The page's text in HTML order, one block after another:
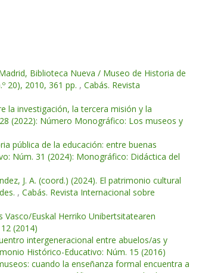
Biblioteca Nueva / Museo de Historia de
20), 2010, 361 pp. , Cabás. Revista
la investigación, la tercera misión y la
(2022): Número Monográfico: Los museos y
pública de la educación: entre buenas
Núm. 31 (2024): Monográfico: Didáctica del
J. A. (coord.) (2024). El patrimonio cultural
, Cabás. Revista Internacional sobre
Vasco/Euskal Herriko Unibertsitatearen
(2014)
intergeneracional entre abuelos/as y
Histórico-Educativo: Núm. 15 (2016)
cuando la enseñanza formal encuentra a